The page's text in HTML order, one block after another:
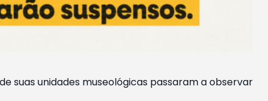
suas unidades museológicas passaram a observar